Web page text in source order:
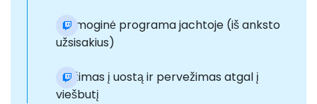
Pramoginė programa jachtoje (iš anksto
užsisakius)
Grįžimas į uostą ir pervežimas atgal į
viešbutį